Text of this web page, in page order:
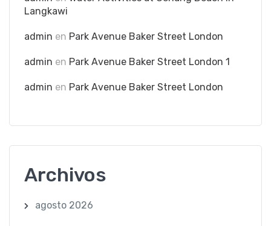
Langkawi
admin en Park Avenue Baker Street London
admin en Park Avenue Baker Street London 1
admin en Park Avenue Baker Street London
Archivos
agosto 2026